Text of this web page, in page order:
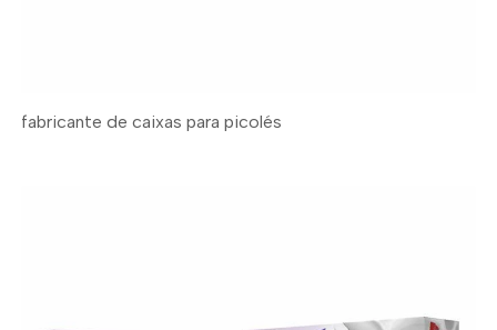
fabricante de caixas para picolés